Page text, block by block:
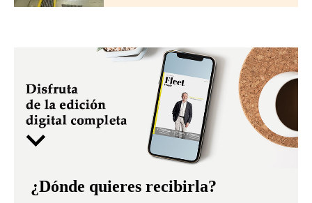
¿Dónde quieres recibirla?